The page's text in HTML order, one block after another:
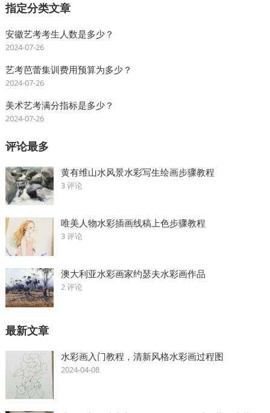
指定分类文章
安徽艺考考生人数是多少？
2024-07-26
艺考芭蕾集训费用预算为多少？
2024-07-26
美术艺考满分指标是多少？
2024-07-26
评论最多
黄有维山水风景水彩写生绘画步骤教程
3 评论
唯美人物水彩插画线稿上色步骤教程
3 评论
澳大利亚水彩画家约瑟夫水彩画作品
2 评论
最新文章
水彩画入门教程，清新风格水彩画过程图
2024-04-08